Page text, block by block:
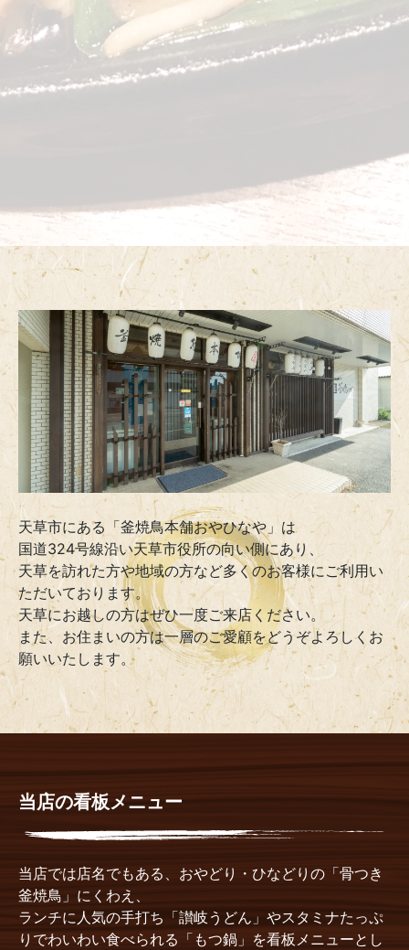
天草市にある「釜焼鳥本舗おやひなや」は
国道324号線沿い天草市役所の向い側にあり、
天草を訪れた方や地域の方など多くのお客様にご利用い
ただいております。
天草にお越しの方はぜひ一度ご来店ください。
また、お住まいの方は一層のご愛顧をどうぞよろしくお
願いいたします。
当店の看板メニュー
当店では店名でもある、おやどり・ひなどりの「骨つき
釜焼鳥」にくわえ、
ランチに人気の手打ち「讃岐うどん」やスタミナたっぷ
りでわいわい食べられる「もつ鍋」を看板メニューとし